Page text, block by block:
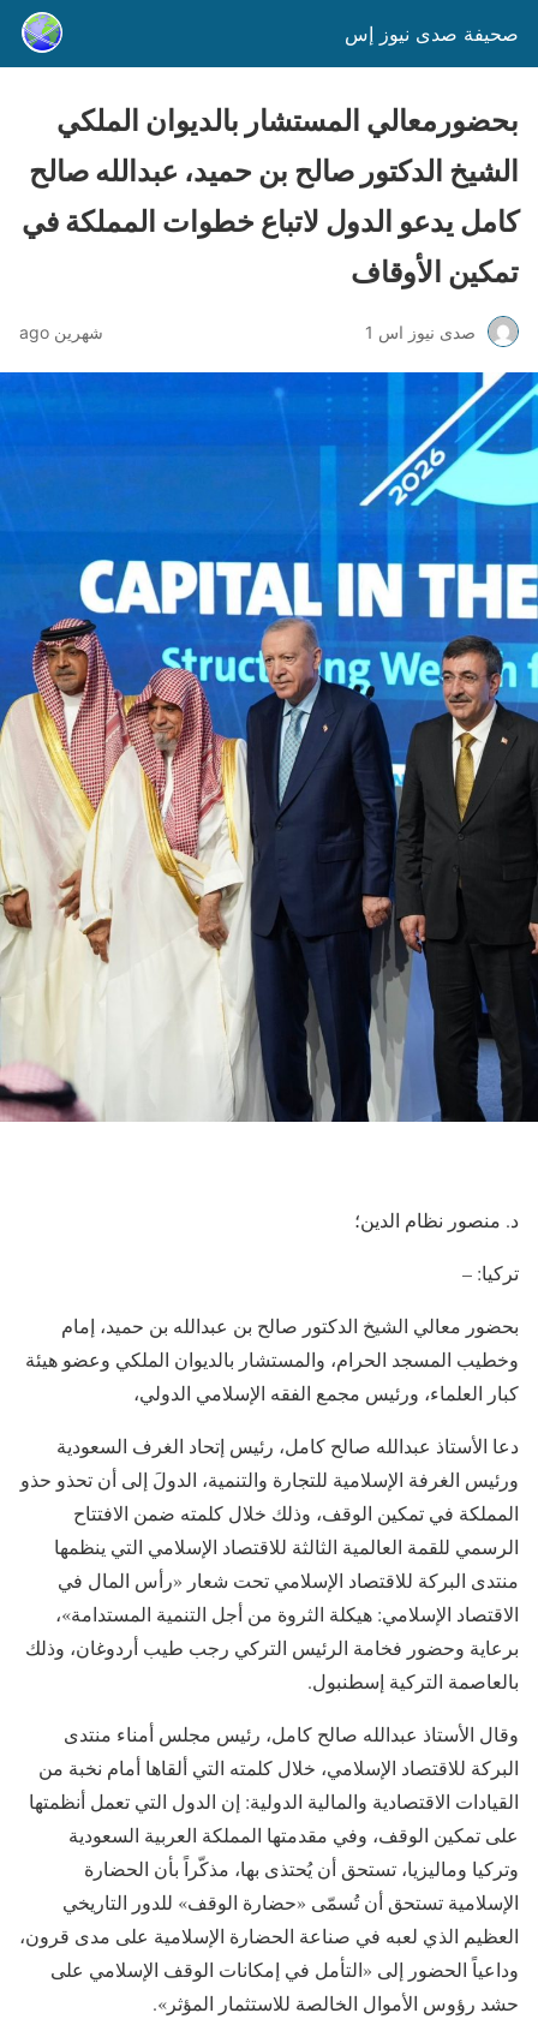
صحيفة صدى نيوز إس
بحضورمعالي المستشار بالديوان الملكي
الشيخ الدكتور صالح بن حميد، عبدالله صالح
كامل يدعو الدول لاتباع خطوات المملكة في
تمكين الأوقاف
صدى نيوز اس 1 شهرين ago
د. منصور نظام الدين؛
تركيا: –
بحضور معالي الشيخ الدكتور صالح بن عبدالله بن حميد، إمام
وخطيب المسجد الحرام، والمستشار بالديوان الملكي وعضو هيئة
كبار العلماء، ورئيس مجمع الفقه الإسلامي الدولي،
دعا الأستاذ عبدالله صالح كامل، رئيس إتحاد الغرف السعودية
ورئيس الغرفة الإسلامية للتجارة والتنمية، الدولَ إلى أن تحذو حذو
المملكة في تمكين الوقف، وذلك خلال كلمته ضمن الافتتاح
الرسمي للقمة العالمية الثالثة للاقتصاد الإسلامي التي ينظمها
منتدى البركة للاقتصاد الإسلامي تحت شعار «رأس المال في
الاقتصاد الإسلامي: هيكلة الثروة من أجل التنمية المستدامة»،
برعاية وحضور فخامة الرئيس التركي رجب طيب أردوغان، وذلك
بالعاصمة التركية إسطنبول.
وقال الأستاذ عبدالله صالح كامل، رئيس مجلس أمناء منتدى
البركة للاقتصاد الإسلامي، خلال كلمته التي ألقاها أمام نخبة من
القيادات الاقتصادية والمالية الدولية: إن الدول التي تعمل أنظمتها
على تمكين الوقف، وفي مقدمتها المملكة العربية السعودية
وتركيا وماليزيا، تستحق أن يُحتذى بها، مذكّراً بأن الحضارة
الإسلامية تستحق أن تُسمّى «حضارة الوقف» للدور التاريخي
العظيم الذي لعبه في صناعة الحضارة الإسلامية على مدى قرون،
وداعياً الحضور إلى «التأمل في إمكانات الوقف الإسلامي على
حشد رؤوس الأموال الخالصة للاستثمار المؤثر».